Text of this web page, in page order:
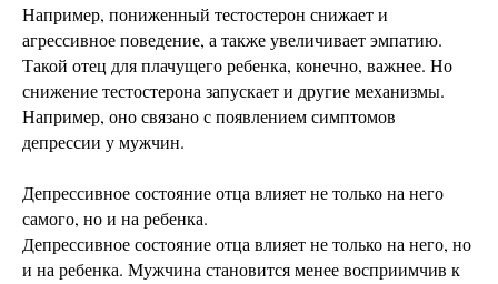
Например, пониженный тестостерон снижает и
агрессивное поведение, а также увеличивает эмпатию.
Такой отец для плачущего ребенка, конечно, важнее. Но
снижение тестостерона запускает и другие механизмы.
Например, оно связано с появлением симптомов
депрессии у мужчин.
Депрессивное состояние отца влияет не только на него
самого, но и на ребенка.
Депрессивное состояние отца влияет не только на него, но
и на ребенка. Мужчина становится менее восприимчив к